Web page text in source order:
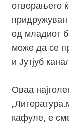
отворањето
придружуван
од младиот
може да се
и Јутјуб
Оваа
кафуле, е